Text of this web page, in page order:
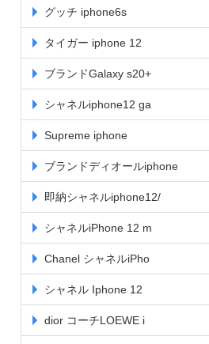
グッチ iphone6s
タイガー iphone 12
ブランドGalaxy s20+
シャネルiphone12 ga
Supreme iphone
ブランドディオールiphone
即納シャネルiphone12/
シャネルiPhone 12 m
Chanel シャネルiPho
シャネル Iphone 12
dior コーチLOEWE i